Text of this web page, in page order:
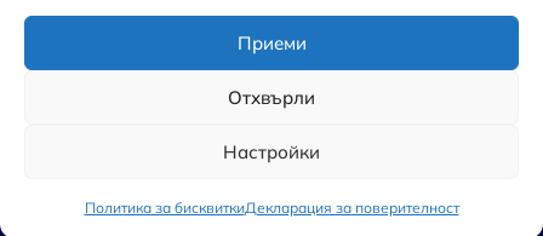
Приеми
Отхвърли
Настройки
Политика за бисквиткиДекларация за поверителност
Copyrights © 2019 – 2026 Max1.bg. Всички права са запазени.